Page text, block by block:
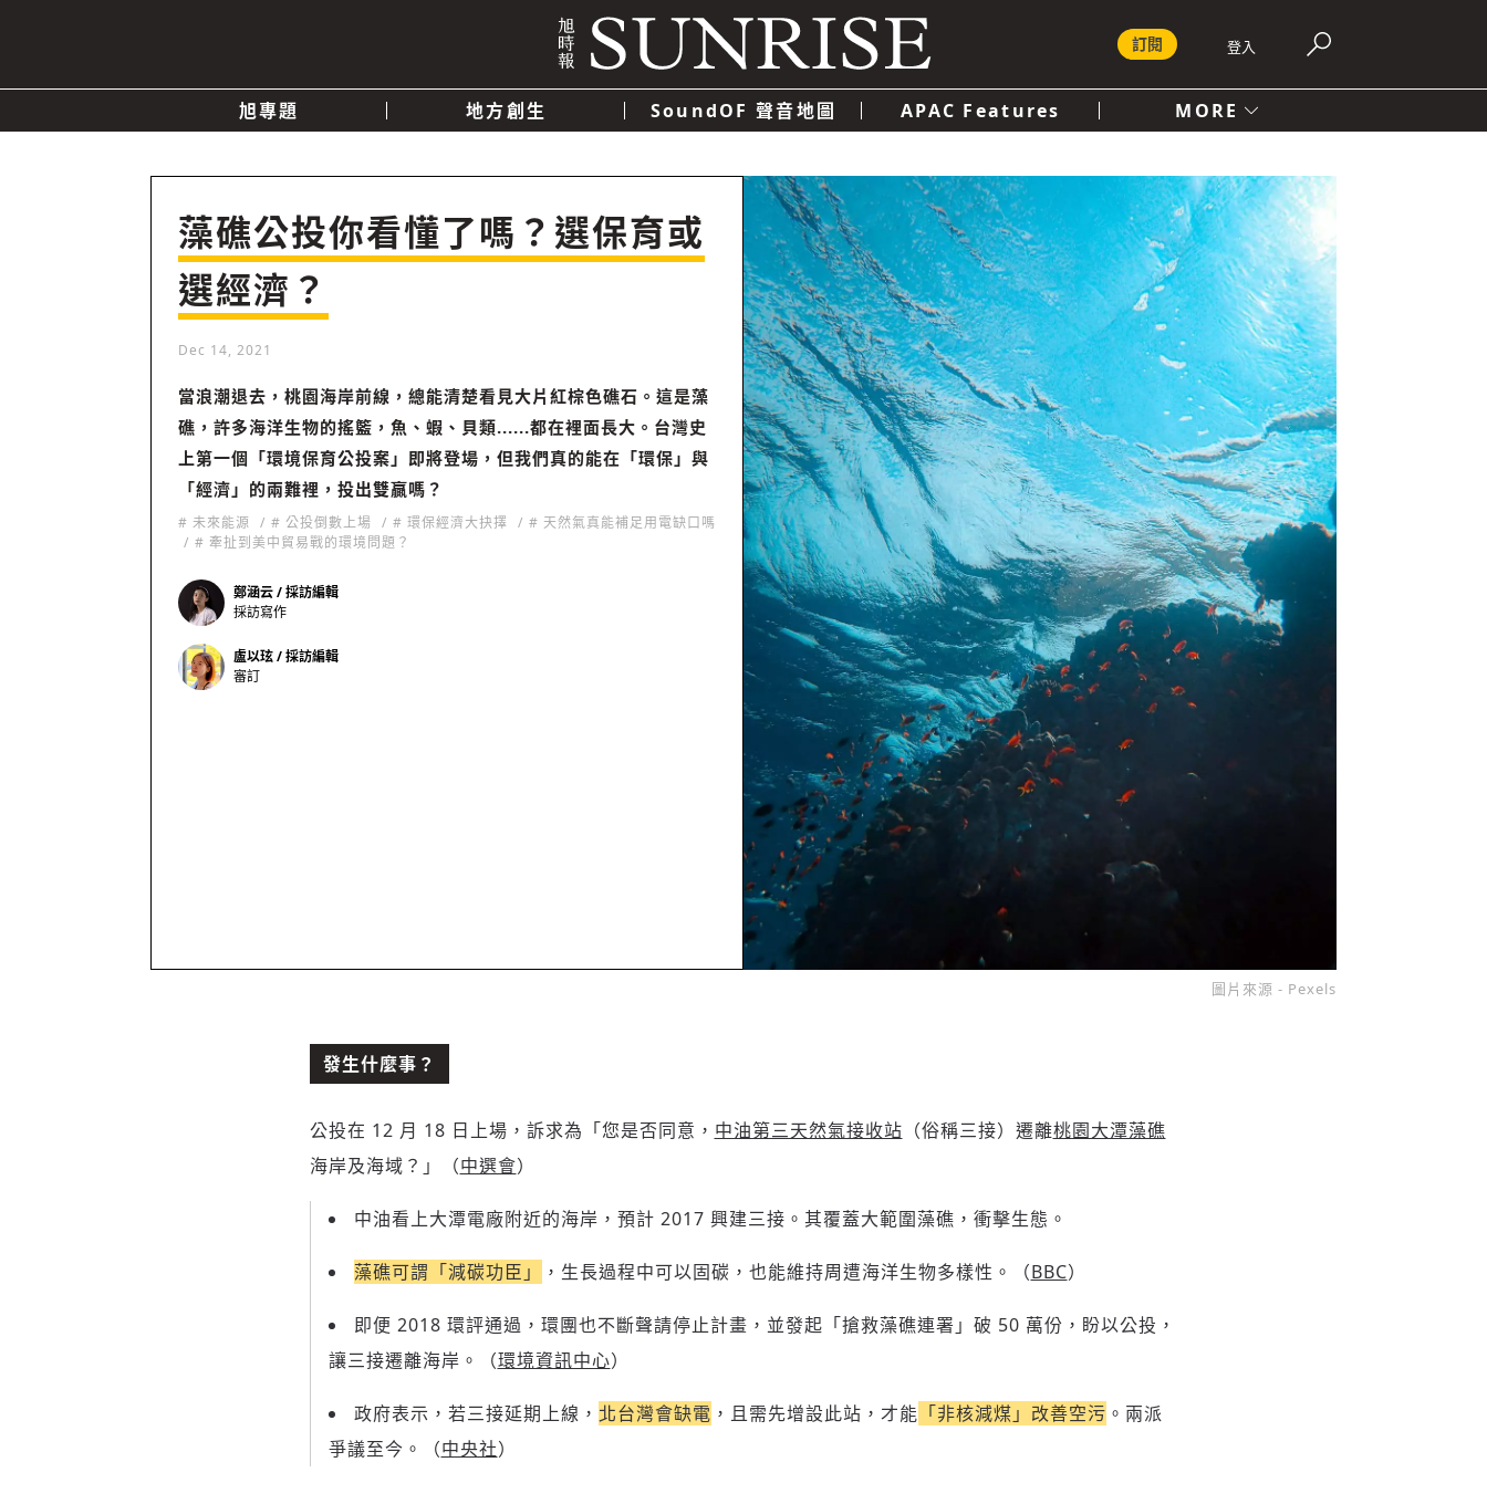
登入
訂閱
旭專題 地方創生 SoundOF 聲音地圖 APAC Features MORE
科技 社會 人文
藻礁公投你看懂了嗎？選保育或
選經濟？
Dec 14, 2021
當浪潮退去，桃園海岸前線，總能清楚看見大片紅棕色礁石。這是藻
礁，許多海洋生物的搖籃，魚、蝦、貝類......都在裡面長大。台灣史
上第一個「環境保育公投案」即將登場，但我們真的能在「環保」與
「經濟」的兩難裡，投出雙贏嗎？
# 未來能源 # 公投倒數上場 # 環保經濟大抉擇
# 天然氣真能補足用電缺口嗎
# 牽扯到美中貿易戰的環境問題？
鄭涵云 / 採訪編輯
採訪寫作
盧以玹 / 採訪編輯
審訂
圖片來源 - Pexels
發生什麼事？
公投在 12 月 18 日上場，訴求為「您是否同意， 中油第三天然氣接收站 （俗稱三接）遷離桃園大潭藻礁
海岸及海域？」（中選會）
中油看上大潭電廠附近的海岸，預計 2017 興建三接。其覆蓋大範圍藻礁，衝擊生態。
藻礁可謂「減碳功臣」 ，生長過程中可以固碳，也能維持周遭海洋生物多樣性。（BBC）
即便 2018 環評通過，環團也不斷聲請停止計畫，並發起「搶救藻礁連署」破 50 萬份，盼以公投，
讓三接遷離海岸。（環境資訊中心）
政府表示，若三接延期上線， 北台灣會缺電 ，且需先增設此站，才能 「非核減煤」改善空污 。兩派
爭議至今。（中央社）